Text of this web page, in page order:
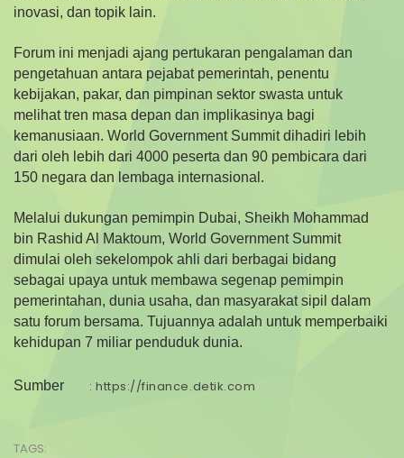
inovasi, dan topik lain.
Forum ini menjadi ajang pertukaran pengalaman dan
pengetahuan antara pejabat pemerintah, penentu
kebijakan, pakar, dan pimpinan sektor swasta untuk
melihat tren masa depan dan implikasinya bagi
kemanusiaan. World Government Summit dihadiri lebih
dari oleh lebih dari 4000 peserta dan 90 pembicara dari
150 negara dan lembaga internasional.
Melalui dukungan pemimpin Dubai, Sheikh Mohammad
bin Rashid Al Maktoum, World Government Summit
dimulai oleh sekelompok ahli dari berbagai bidang
sebagai upaya untuk membawa segenap pemimpin
pemerintahan, dunia usaha, dan masyarakat sipil dalam
satu forum bersama. Tujuannya adalah untuk memperbaiki
kehidupan 7 miliar penduduk dunia.
Sumber : https://finance.detik.com
TAGS: